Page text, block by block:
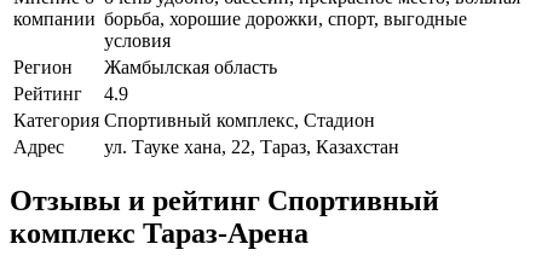
компании борьба, хорошие дорожки, спорт, выгодные
условия
Регион
Жамбылская область
Рейтинг
4.9
Категория Спортивный комплекс, Стадион
Адрес
ул. Тауке хана, 22, Тараз, Казахстан
Отзывы и рейтинг Спортивный
комплекс Тараз-Арена